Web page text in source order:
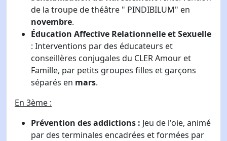
de la troupe de théâtre " PINDIBILUM" en
novembre.
Éducation Affective Relationnelle et Sexuelle
: Interventions par des éducateurs et
conseillères conjugales du CLER Amour et
Famille, par petits groupes filles et garçons
séparés en mars.
En 3ème :
Prévention des addictions : Jeu de l'oie, animé
par des terminales encadrées et formées par